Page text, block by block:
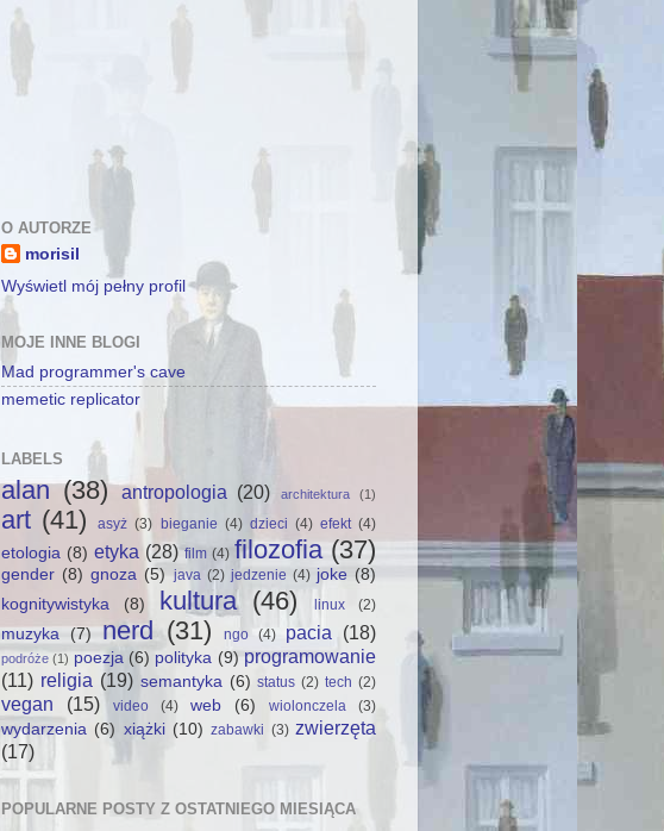
O AUTORZE
morisil
Wyświetl mój pełny profil
MOJE INNE BLOGI
Mad programmer's cave
memetic replicator
LABELS
alan (38) antropologia (20) architektura (1)
art (41) asyż (3) bieganie (4) dzieci (4) efekt (4)
etologia (8) etyka (28) film (4) filozofia (37)
gender (8) gnoza (5) java (2) jedzenie (4) joke (8)
kognitywistyka
(8) kultura (46) linux (2)
muzyka (7) nerd (31) ngo (4) pacia (18)
podróże (1) poezja (6) polityka (9) programowanie
(11) religia (19) semantyka (6) status (2) tech (2)
vegan (15) video (4) web (6) wiolonczela (3)
wydarzenia (6) xiążki (10) zabawki (3) zwierzęta
(17)
POPULARNE POSTY Z OSTATNIEGO MIESIĄCA